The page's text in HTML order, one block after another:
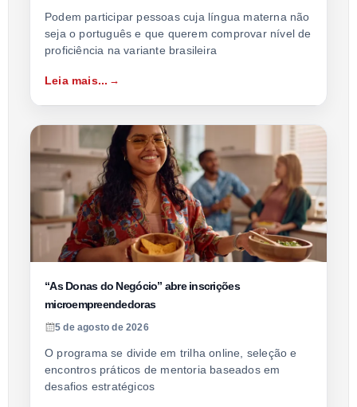
Podem participar pessoas cuja língua materna não
seja o português e que querem comprovar nível de
proficiência na variante brasileira
Leia mais...
“As Donas do Negócio” abre inscrições
microempreendedoras
5 de agosto de 2026
O programa se divide em trilha online, seleção e
encontros práticos de mentoria baseados em
desafios estratégicos